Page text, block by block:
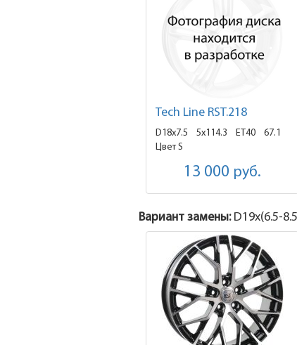
Tech Line RST.218
D18x7.5 5x114.3 ET40
67.1
Цвет S
13 000 руб.
Вариант замены: D19x(6.5-